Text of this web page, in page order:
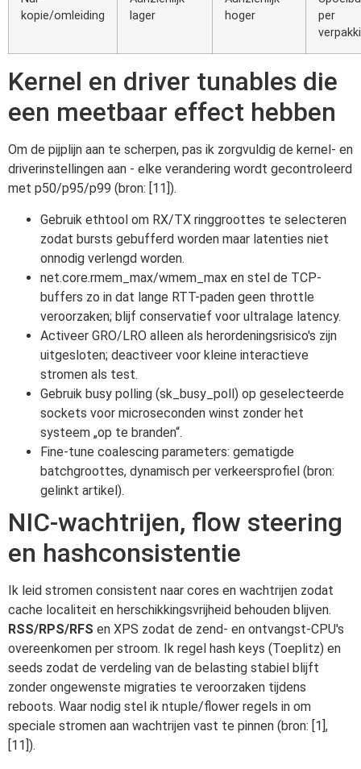
kopie/omleiding
lager
hoger
per
Kernel en driver tunables die
een meetbaar effect hebben
Om de pijplijn aan te scherpen, pas ik zorgvuldig de kernel- en
driverinstellingen aan - elke verandering wordt gecontroleerd
met p50/p95/p99 (bron: [11]).
Gebruik ethtool om RX/TX ringgroottes te selecteren
zodat bursts gebufferd worden maar latenties niet
onnodig verlengd worden.
net.core.rmem_max/wmem_max en stel de TCP-
buffers zo in dat lange RTT-paden geen throttle
veroorzaken; blijf conservatief voor ultralage latency.
Activeer GRO/LRO alleen als herordeningsrisico's zijn
uitgesloten; deactiveer voor kleine interactieve
stromen als test.
Gebruik busy polling (sk_busy_poll) op geselecteerde
sockets voor microseconden winst zonder het
systeem „op te branden“.
Fine-tune coalescing parameters: gematigde
batchgroottes, dynamisch per verkeersprofiel (bron:
gelinkt artikel).
NIC-wachtrijen, flow steering
en hashconsistentie
Ik leid stromen consistent naar cores en wachtrijen zodat
cache localiteit en herschikkingsvrijheid behouden blijven.
RSS/RPS/RFS en XPS zodat de zend- en ontvangst-CPU's
overeenkomen per stroom. Ik regel hash keys (Toeplitz) en
seeds zodat de verdeling van de belasting stabiel blijft
zonder ongewenste migraties te veroorzaken tijdens
reboots. Waar nodig stel ik ntuple/flower regels in om
speciale stromen aan wachtrijen vast te pinnen (bron: [1],
[11]).